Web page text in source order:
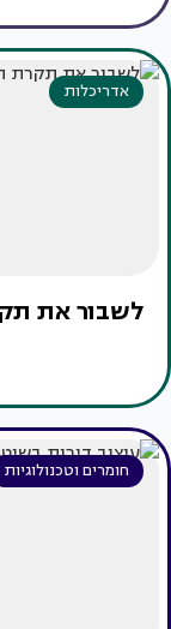
אדריכלות
לשבור את
חומרים וטכנולוגיות